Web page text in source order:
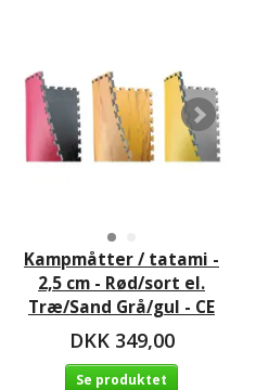
Kampmåtter / tatami -
2,5 cm - Rød/sort el.
Træ/Sand Grå/gul - CE
DKK 349,00
Se produktet